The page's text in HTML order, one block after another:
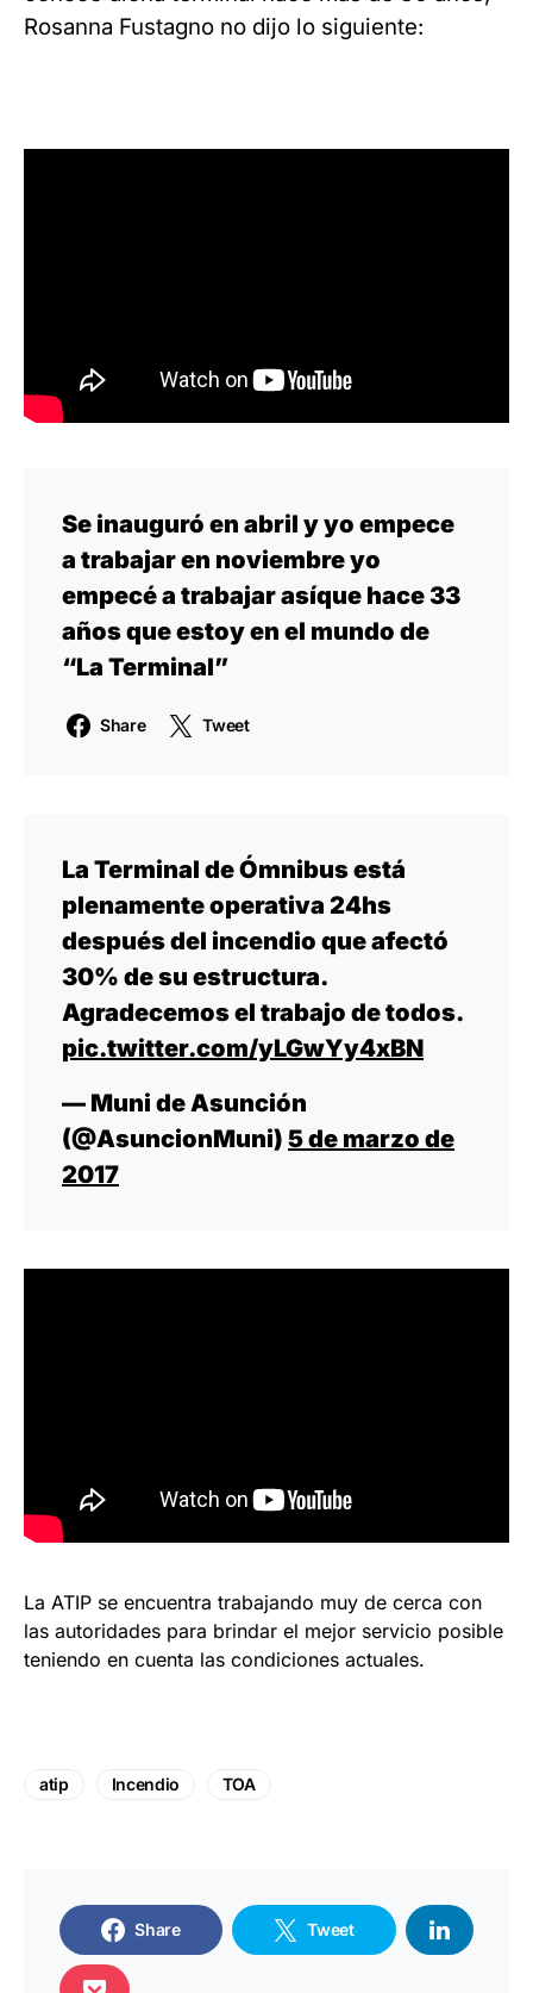
Rosanna Fustagno no dijo lo siguiente:
Se inauguró en abril y yo empece
a trabajar en noviembre yo
empecé a trabajar asíque hace 33
años que estoy en el mundo de
“La Terminal”
Share Tweet
La Terminal de Ómnibus está
plenamente operativa 24hs
después del incendio que afectó
30% de su estructura.
Agradecemos el trabajo de todos.
pic.twitter.com/yLGwYy4xBN
— Muni de Asunción
(@AsuncionMuni) 5 de marzo de
2017
La ATIP se encuentra trabajando muy de cerca con
las autoridades para brindar el mejor servicio posible
teniendo en cuenta las condiciones actuales.
atip Incendio TOA
Share Tweet